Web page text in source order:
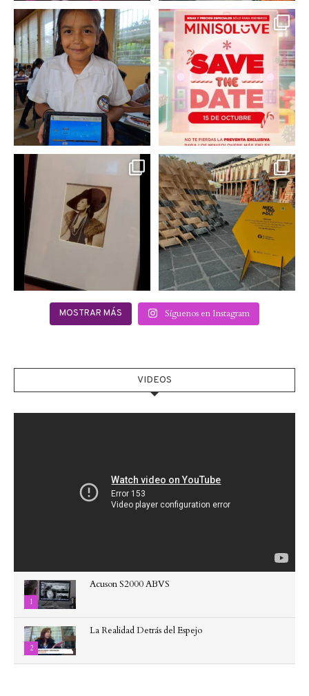
En un contexto donde
muchas niñas y
adolescentes...
0 0
La temporada navideña
llegó a @minisomexico...
2 0
Hoy sábado 28 de
septiembre se inauguró
en...
2 0
Este fin de semana no te
pierdas @mextropoli, el...
2 0
MOSTRAR MÁS Síguenos en Instagram
VIDEOS
1
Acuson S2000 ABVS
2
La Realidad Detrás del Espejo